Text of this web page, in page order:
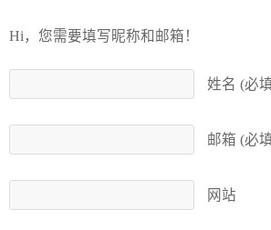
Hi，您需要填写昵称和邮箱！
姓名 (必
邮箱 (必
网站